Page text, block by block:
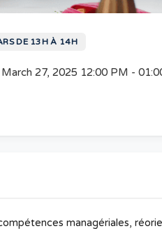
DE 13H À 14H
March 27, 2025 12:00 PM -
managériales,